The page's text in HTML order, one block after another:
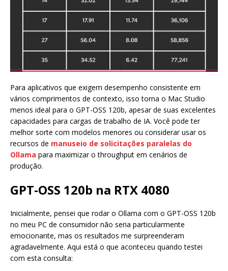
Para aplicativos que exigem desempenho consistente em
vários comprimentos de contexto, isso torna o Mac Studio
menos ideal para o GPT-OSS 120b, apesar de suas excelentes
capacidades para cargas de trabalho de IA. Você pode ter
melhor sorte com modelos menores ou considerar usar os
recursos de manuseio de solicitações paralelas do
Ollama para maximizar o throughput em cenários de
produção.
GPT-OSS 120b na RTX 4080
Inicialmente, pensei que rodar o Ollama com o GPT-OSS 120b
no meu PC de consumidor não seria particularmente
emocionante, mas os resultados me surpreenderam
agradavelmente. Aqui está o que aconteceu quando testei
com esta consulta: